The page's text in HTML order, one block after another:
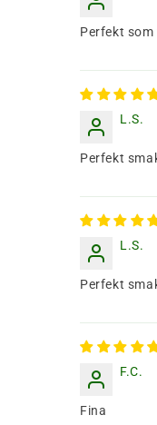
Perfekt
L.S.
Perfekt
L.S.
Perfekt
F.C.
Fina